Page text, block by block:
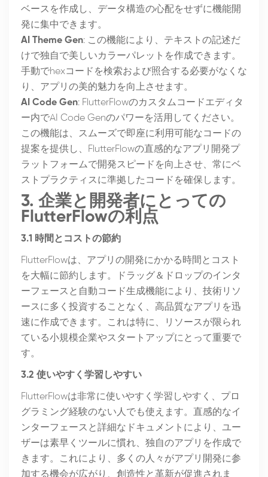
ベースを作成し、データ構造の心配をせずに機能開
発に集中できます。
AI Theme Gen: この機能により、テキストの記述だ
けで独自で美しいカラーパレットを作成できます。
手動でhexコードを検索および照合する必要がなくな
り、アプリの美的魅力を向上させます。
AI Code Gen: FlutterFlowのカスタムコードエディタ
ー内でAI Code Genのパワーを活用してください。
この機能は、スムーズで即座に利用可能なコードの
提案を提供し、FlutterFlowの直感的なアプリ開発プ
ラットフォームで開発スピードを向上させ、常にベ
ストプラクティスに準拠したコードを確保します。
3. 企業と開発者にとっての
FlutterFlowの利点
3.1 時間とコストの節約
FlutterFlowは、アプリの開発にかかる時間とコスト
を大幅に節約します。ドラッグ＆ドロップのインタ
ーフェースと自動コード生成機能により、技術リソ
ースに多く投資することなく、高品質なアプリを迅
速に作成できます。これは特に、リソースが限られ
ている小規模企業やスタートアップにとって重要で
す。
3.2 使いやすく学習しやすい
FlutterFlowは非常に使いやすく学習しやすく、プロ
グラミング経験のない人でも使えます。直感的なイ
ンターフェースと詳細なドキュメントにより、ユー
ザーは素早くツールに慣れ、独自のアプリを作成で
きます。これにより、多くの人々がアプリ開発に参
加する機会が広がり、創造性と革新が促進されま